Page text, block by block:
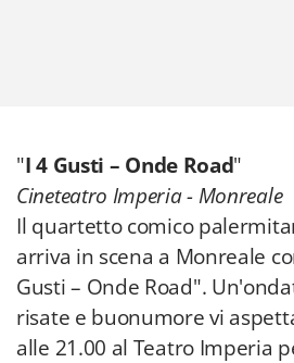
"I 4 Gusti – Onde Road"
Cineteatro Imperia - Monreale
Il quartetto comico
arriva in scena a Monreale
Gusti – Onde Road".
risate e buonumore vi
alle 21.00 al Teatro Imperia